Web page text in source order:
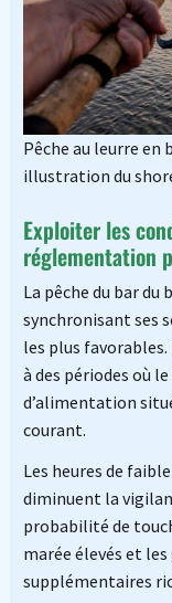
Pêche au leurre en
illustration du
Exploiter les
réglementation
La pêche du bar du
synchronisant ses
les plus
à des périodes où
d’alimentation
courant.
Les heures de
diminuent la
probabilité de
marée élevés et
supplémentaires